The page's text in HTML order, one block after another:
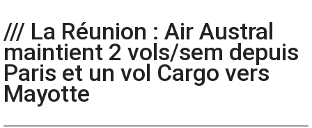
/// La Réunion : Air Austral
maintient 2 vols/sem depuis
Paris et un vol Cargo vers
Mayotte